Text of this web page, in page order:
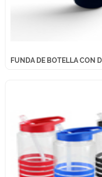
FUNDA DE BOTELLA CON